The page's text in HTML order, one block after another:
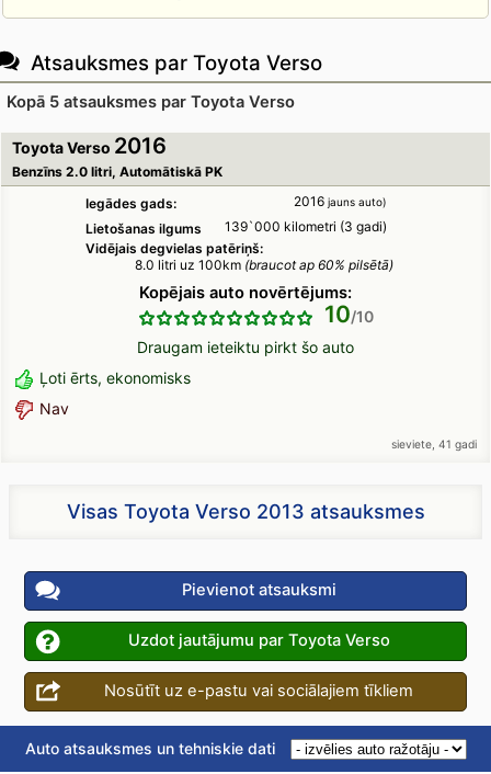
Atsauksmes par Toyota Verso
Kopā 5 atsauksmes par Toyota Verso
Toyota Verso 2016
Benzīns 2.0 litri, Automātiskā PK
Iegādes gads:
2016 jauns auto)
Lietošanas ilgums
139`000 kilometri (3 gadi)
Vidējais degvielas patēriņš:
8.0 litri uz 100km (braucot ap 60% pilsētā)
Kopējais auto novērtējums:
10
Draugam ieteiktu pirkt šo auto
Ļoti ērts, ekonomisks
Nav
sieviete, 41 gadi
Visas Toyota Verso 2013 atsauksmes
Pievienot atsauksmi
Uzdot jautājumu par Toyota Verso
Nosūtīt uz e-pastu vai sociālajiem tīkliem
Auto atsauksmes un tehniskie dati